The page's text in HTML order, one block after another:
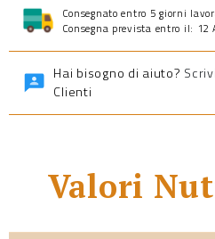
Consegnato entro 5 giorni
Consegna prevista entro il: 12
Hai bisogno di aiuto?
Clienti
Valori